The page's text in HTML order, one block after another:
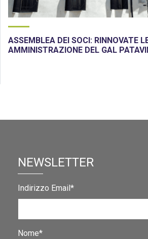
ASSEMBLEA DEI SOCI: RINNOVATE
AMMINISTRAZIONE DEL GAL
NEWSLETTER
Indirizzo Email*
Nome*